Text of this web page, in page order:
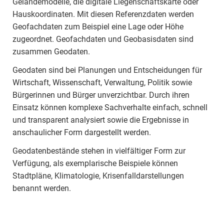
Hauskoordinaten. Mit diesen Referenzdaten werden
Geofachdaten zum Beispiel eine Lage oder Höhe
zugeordnet. Geofachdaten und Geobasisdaten sind
zusammen Geodaten.
Geodaten sind bei Planungen und Entscheidungen für
Wirtschaft, Wissenschaft, Verwaltung, Politik sowie
Bürgerinnen und Bürger unverzichtbar. Durch ihren
Einsatz können komplexe Sachverhalte einfach, schnell
und transparent analysiert sowie die Ergebnisse in
anschaulicher Form dargestellt werden.
Geodatenbestände stehen in vielfältiger Form zur
Verfügung, als exemplarische Beispiele können
Stadtpläne, Klimatologie, Krisenfalldarstellungen
benannt werden.